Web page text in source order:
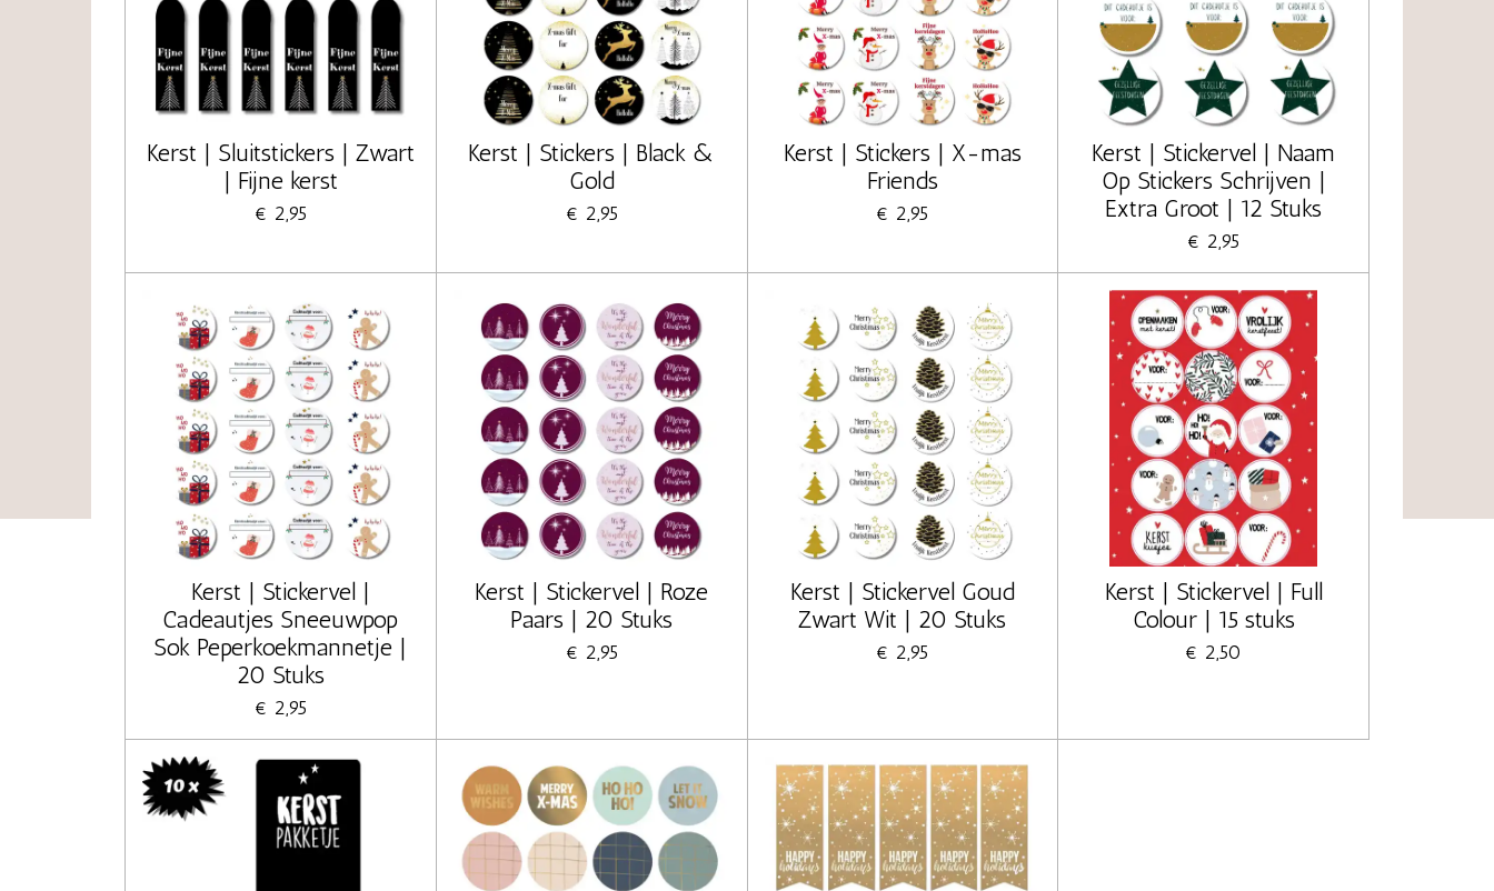
Kerst | Sluitstickers | Zwart
| Fijne kerst
€ 2,95
Kerst | Stickers | Black &
Gold
€ 2,95
Kerst | Stickers | X-mas
Friends
€ 2,95
Kerst | Stickervel | Naam
Op Stickers Schrijven |
Extra Groot | 12 Stuks
€ 2,95
Kerst | Stickervel |
Cadeautjes Sneeuwpop
Sok Peperkoekmannetje |
20 Stuks
€ 2,95
Kerst | Stickervel | Roze
Paars | 20 Stuks
€ 2,95
Kerst | Stickervel Goud
Zwart Wit | 20 Stuks
€ 2,95
Kerst | Stickervel | Full
Colour | 15 stuks
€ 2,50